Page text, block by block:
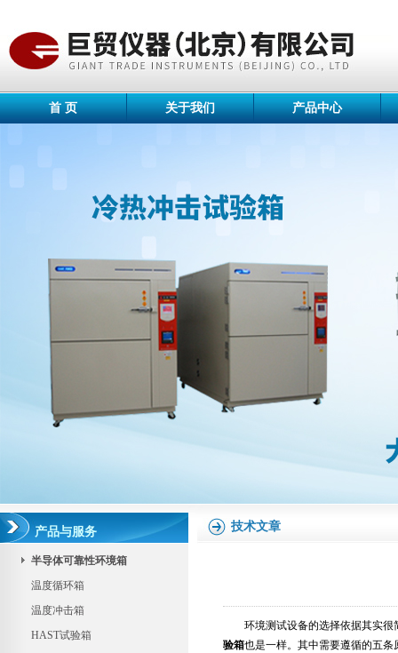
首 页 关于我们 产品中心
产品与服务
半导体可靠性环境箱
温度循环箱
温度冲击箱
HAST试验箱
技术文章
环境测试设备的选择依据其实很
验箱也是一样。其中需要遵循的五